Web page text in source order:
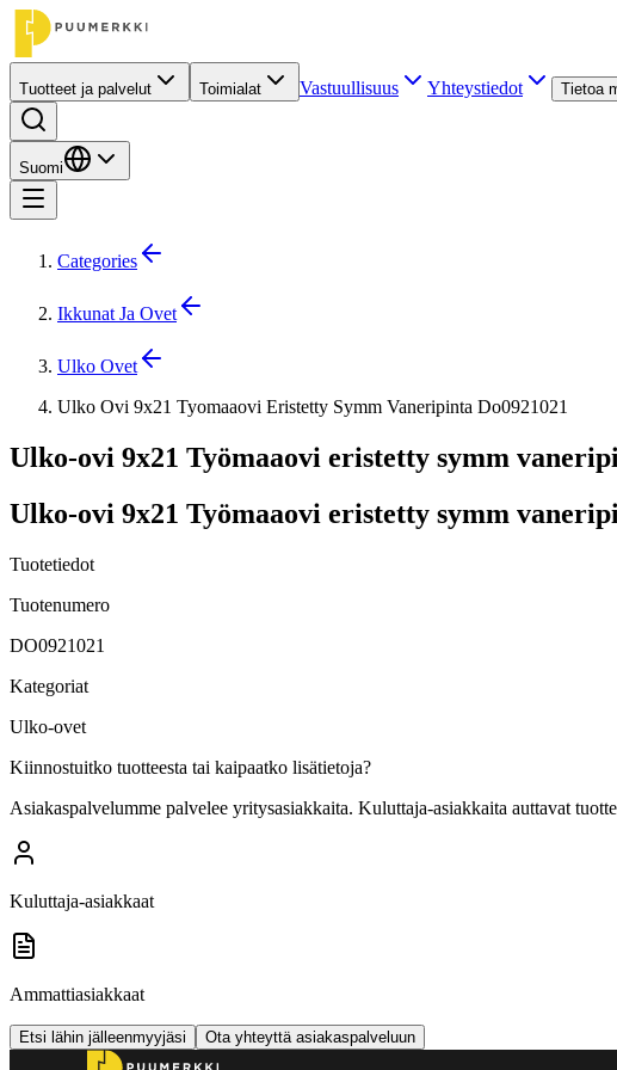
Tuotteet ja palvelut Toimialat Vastuullisuus Yhteystiedot Tietoa
Suomi
Categories
Ikkunat Ja Ovet
Ulko Ovet
Ulko Ovi 9x21 Tyomaaovi Eristetty Symm Vaneripinta Do0921021
Ulko-ovi 9x21 Työmaaovi eristetty symm
Ulko-ovi 9x21 Työmaaovi eristetty symm
Tuotetiedot
Tuotenumero
DO0921021
Kategoriat
Ulko-ovet
Kiinnostuitko tuotteesta tai kaipaatko lisätietoja?
Asiakaspalvelumme palvelee yritysasiakkaita. Kuluttaja-asiakkaita auttavat
Kuluttaja-asiakkaat
Ammattiasiakkaat
Etsi lähin jälleenmyyjäsi Ota yhteyttä asiakaspalveluun